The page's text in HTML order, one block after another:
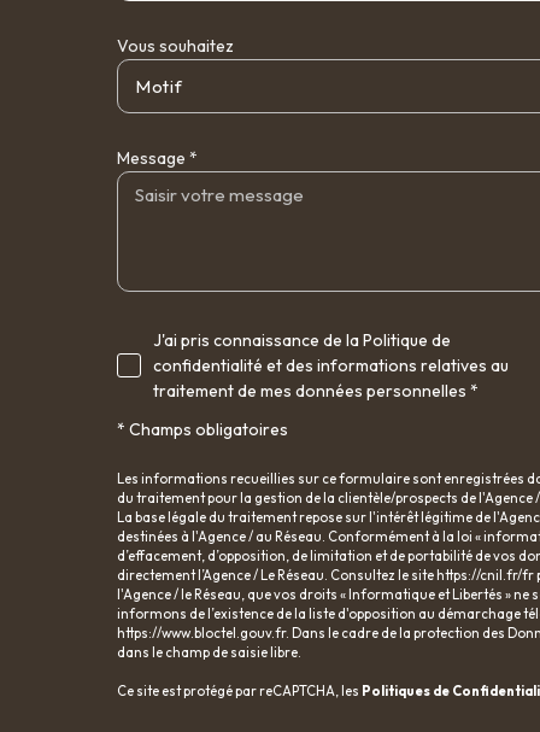
Vous souhaitez
Motif
Message *
J'ai pris connaissance de la Politique de
confidentialité et des informations relatives au
traitement de mes données personnelles *
* Champs obligatoires
Les informations recueillies sur ce formulaire sont enregistrées
du traitement pour la gestion de la clientèle/prospects de l'Agence
La base légale du traitement repose sur l'intérêt légitime de
destinées à l'Agence / au Réseau. Conformément à la loi «
d’effacement, d’opposition, de limitation et de portabilité de vos
directement l’Agence / Le Réseau. Consultez le site https://cnil.fr/fr
l'Agence / le Réseau, que vos droits « Informatique et Libertés »
informons de l’existence de la liste d'opposition au démarchage
https://www.bloctel.gouv.fr. Dans le cadre de la protection des
dans le champ de saisie libre.
Ce site est protégé par reCAPTCHA, les Politiques de